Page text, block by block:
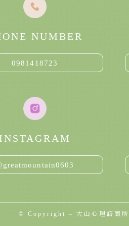
NUMBER
0981418723
© Copyright – 大山心理諮商所